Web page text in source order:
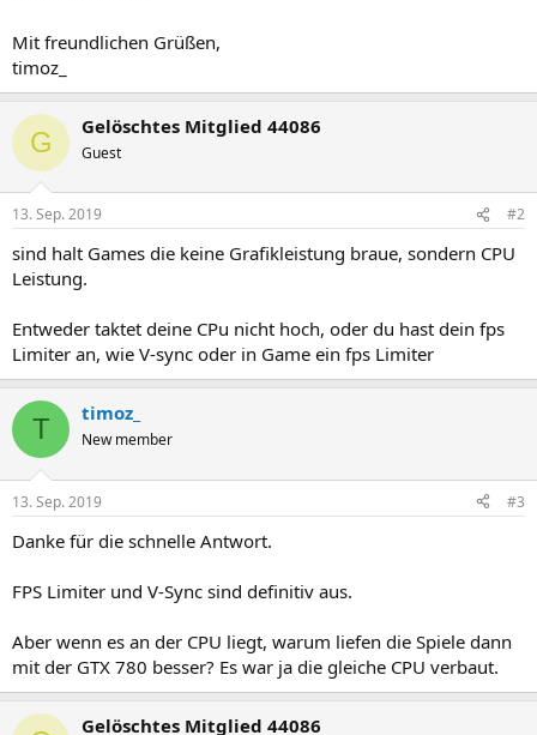
Mit freundlichen Grüßen,
timoz_
G Gelöschtes Mitglied 44086
Guest
13. Sep. 2019 #2
sind halt Games die keine Grafikleistung braue, sondern CPU
Leistung.
Entweder taktet deine CPu nicht hoch, oder du hast dein fps
Limiter an, wie V-sync oder in Game ein fps Limiter
T timoz_
New member
13. Sep. 2019 #3
Danke für die schnelle Antwort.
FPS Limiter und V-Sync sind definitiv aus.
Aber wenn es an der CPU liegt, warum liefen die Spiele dann
mit der GTX 780 besser? Es war ja die gleiche CPU verbaut.
Gelöschtes Mitglied 44086